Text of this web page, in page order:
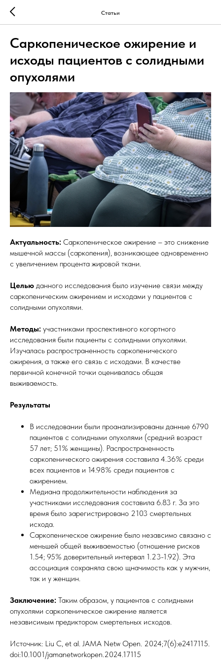
Статьи
Саркопеническое ожирение и
исходы пациентов с солидными
опухолями
Актуальность: Саркопеническое ожирение – это снижение
мышечной массы (саркопения), возникающее одновременно
с увеличением процента жировой ткани.
Целью данного исследования было изучение связи между
саркопеническим ожирением и исходами у пациентов с
солидными опухолями.
Методы: участниками проспективного когортного
исследования были пациенты с солидными опухолями.
Изучалась распространенность саркопенического
ожирения, а также его связь с исходами. В качестве
первичной конечной точки оценивалась общая
выживаемость.
Результаты
В исследовании были проанализированы данные 6790
пациентов с солидными опухолями (средний возраст
57 лет; 51% женщины). Распространенность
саркопенического ожирения составила 4.36% среди
всех пациентов и 14.98% среди пациентов с
ожирением.
Медиана продолжительности наблюдения за
участниками исследования составила 6.83 г. За это
время было зарегистрировано 2103 смертельных
исхода.
Саркопеническое ожирение было незавсимо связано с
меньшей общей выживаемостью (отношение рисков
1.54; 95% доверительный интервал 1.23-1.92). Эта
ассоциация сохраняла свою щначимость как у мужчин,
так и у женщин.
Заключение: Таким образом, у пациентов с солидными
опухолями саркопеническое ожирение является
независимым предиктором смертельных исходов.
Источник: Liu C, et al. JAMA Netw Open. 2024;7(6):e2417115.
doi:10.1001/jamanetworkopen.2024.17115